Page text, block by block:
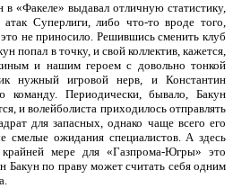
в «Факеле» выдавал отличную статистику,
атак Суперлиги, либо что-то вроде того,
не приносило. Решившись сменить клуб
попал в точку, и свой коллектив, кажется,
и нашим героем с довольно тонкой
нужный игровой нерв, и Константин
Периодически, бывало, Бакун
и волейболиста приходилось отправлять
для запасных, однако чаще всего его
смелые ожидания специалистов. А здесь
мере для «Газпрома-Югры» это
Бакун по праву может считать себя одним